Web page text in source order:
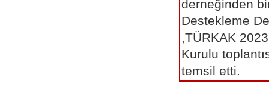
derneğinden
Destekleme
,TÜRKAK 2023
Kurulu
temsil etti.